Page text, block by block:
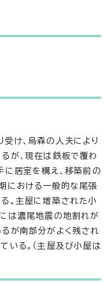
け、烏森の人夫により
が、現在は鉄板で覆わ
に居室を構え、移築前の
における一般的な尾張
。主屋に増築された小
は濃尾地震の地割れが
が南部分がよく残され
いる。（主屋及び小屋は